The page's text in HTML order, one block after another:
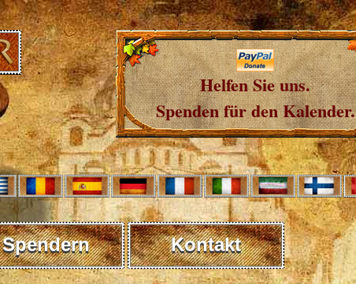
Helfen Sie uns.
Spenden für den Kalender.
Spendern Kontakt